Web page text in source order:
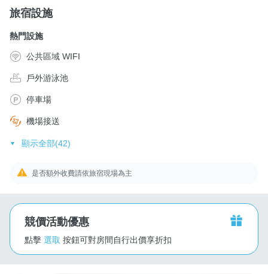
旅宿設施
熱門設施
公共區域 WIFI
戶外游泳池
停車場
機場接送
顯示全部(42)
是否額外收費請依旅宿現場為主
競價活動優惠
點擊 選取 按鈕可對房間自行出價享折扣